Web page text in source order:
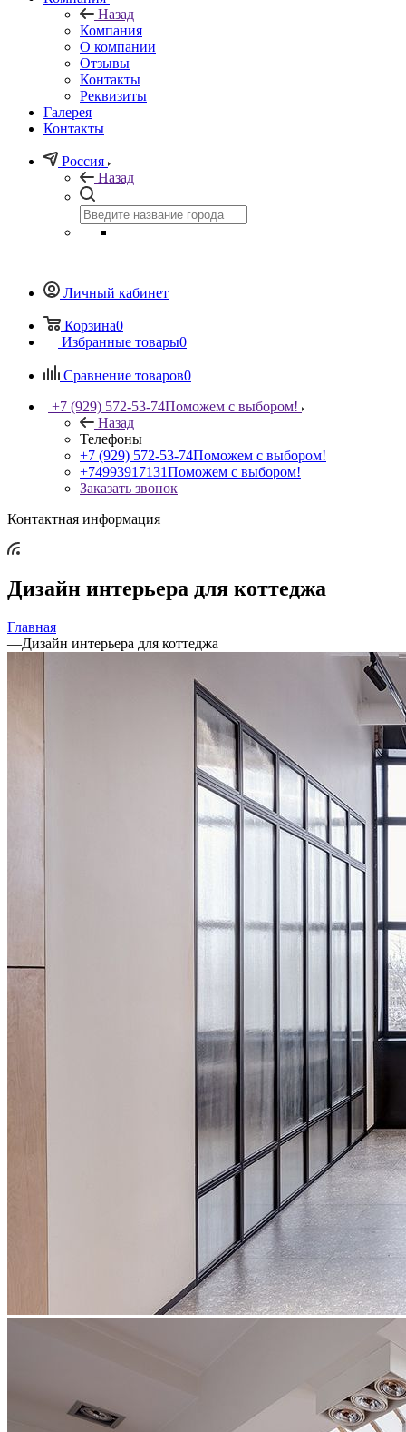
Назад
Компания
О компании
Отзывы
Контакты
Реквизиты
Галерея
Контакты
Россия
Назад
Личный кабинет
Корзина0
Избранные товары0
Сравнение товаров0
+7 (929) 572-53-74Поможем с выбором!
Назад
Телефоны
+7 (929) 572-53-74Поможем с выбором!
+74993917131Поможем с выбором!
Заказать звонок
Контактная информация
Дизайн интерьера для коттеджа
Главная
—Дизайн интерьера для коттеджа